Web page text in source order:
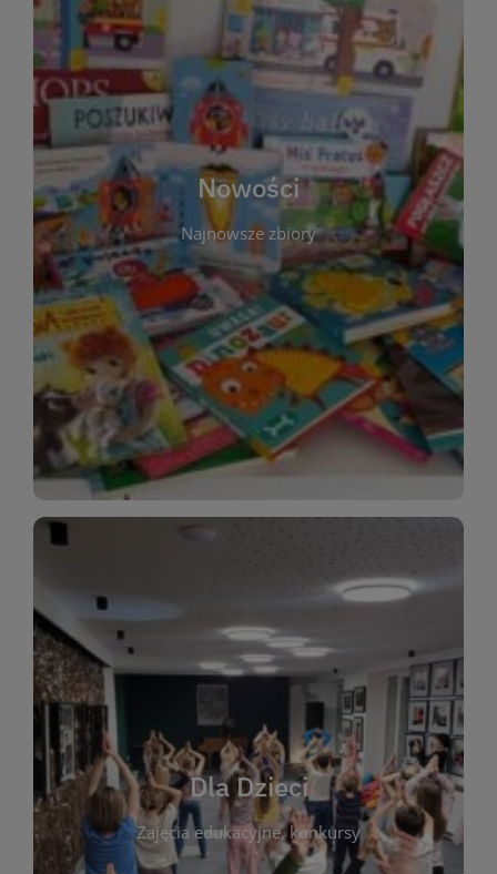
Nowości
Najnowsze zbiory
W tej sekcji prezentujemy najnowsze książki,
audiobooki oraz filmy, które właśnie trafiły do
zbiorów Miejskiej Biblioteki Publicznej w
Starachowicach. Regularnie aktualizujemy listę,
aby Czytelnicy mogli na bieżąco odkrywać świeże
tytuły i najciekawsze premiery wydawnicze. Każda
pozycja opatrzona jest krótkim opisem i
informacją o dostępności w katalogu. Zachęcamy
do częstych odwiedzin – nowości pojawiają się
niemal każdego tygodnia! Dzięki tej zakładce
zawsze będziesz wiedzieć, co warto przeczytać
jako pierwsze.
WIĘCEJ
Dla Dzieci
Zajęcia edukacyjne, konkursy
plastycznych i spotkaniach z autorami książek dla
dzieci. Biblioteka oferuje bogaty wybór bajek,
opowiadań i lektur szkolnych, a także przyjazny
kącik do wspólnego czytania. Pragniemy
rozbudzać miłość do książek od najmłodszych lat.
Zapraszamy do wspólnej zabawy i odkrywania
świata literatury!
WIĘCEJ